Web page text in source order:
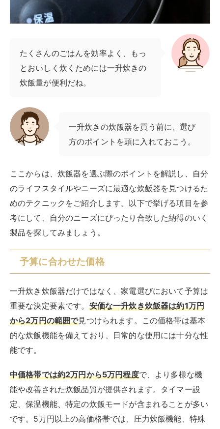
たくさんのごはんを効率よく、もっ
とおいしく炊くためには一升炊きの
炊飯量が便利だね。
一升炊きの炊飯器を買う前に、選び
方のポイントを頭に入れておこう。
ここからは、炊飯器を選ぶ際のポイントを解説し、自分
のライフスタイルやニーズに最適な炊飯器を見つけるた
めのテクニックをご紹介します。以下で挙げる項目を参
考にして、自分のニーズにぴったり合致した納得のいく
製品を探してみましょう。
予算に合わせた価格
一升炊き炊飯器だけではなく、家電選びにおいて予算は
重要な決定要素です。 安価な一升炊き炊飯器は約1万円
から2万円の範囲で見つけられます。この価格帯は基本
的な炊飯機能を備えており、日常的な使用には十分な性
能です。
中価格帯では約2万円から5万円程度で、より多様な機
能や改善された炊飯品質が提供されます。タイマー設
定、保温機能、特定の炊飯モードが含まれることが多い
です。5万円以上の高価格帯では、圧力炊飯機能、特殊